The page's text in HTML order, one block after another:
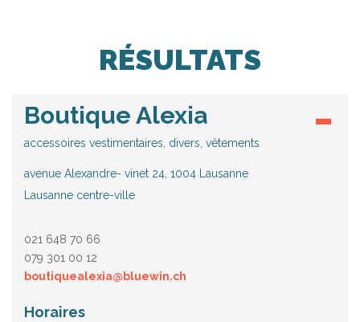
RÉSULTATS
Boutique Alexia
accessoires vestimentaires, divers, vêtements
avenue Alexandre- vinet 24, 1004 Lausanne
Lausanne centre-ville
021 648 70 66
079 301 00 12
boutiquealexia@bluewin.ch
Horaires